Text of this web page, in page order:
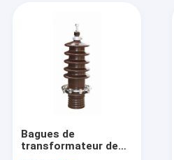
Bagues de
transformateur de